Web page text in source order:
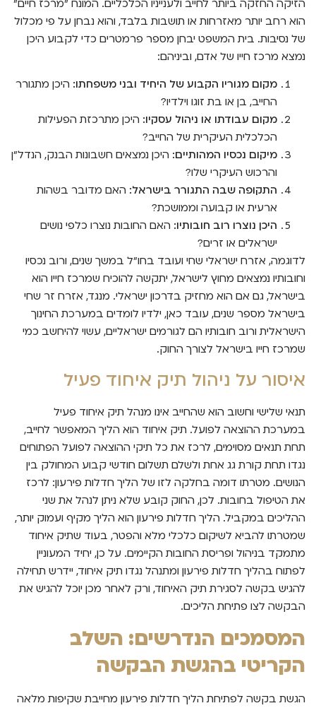
הזיקה החזקה ביותר לחייב ולענייניו הכלכליים. המונח "מרכז חיים"
הוא רחב יותר מאזרחות או תושבות בלבד, והוא נבחן על פי מכלול
של נסיבות. בית המשפט יבחן מספר פרמטרים כדי לקבוע היכן
נמצא מרכז חייו של אדם, וביניהם:
מקום מגוריו הקבוע של היחיד ובני משפחתו: היכן מתגורר
החייב, בן או בת זוגו וילדיו?
מקום עבודתו או ניהול עסקיו: היכן מתרכזת הפעילות
הכלכלית העיקרית של החייב?
מיקום נכסיו המהותיים: היכן נמצאים חשבונות הבנק, הנדל"ן
והרכוש העיקרי שלו?
התקופה שבה התגורר בישראל: האם מדובר בשהות
ארעית או קבועה וממושכת?
היכן נוצרו רוב חובותיו: האם החובות נוצרו כלפי נושים
ישראלים או זרים?
לדוגמה, אזרח ישראלי שחי ועובד בחו"ל במשך שנים, ורוב נכסיו
וחובותיו נמצאים מחוץ לישראל, יתקשה להוכיח שמרכז חייו הוא
בישראל, גם אם הוא מחזיק בדרכון ישראלי. מנגד, אזרח זר שחי
בישראל מספר שנים, עובד כאן, ילדיו לומדים במערכת החינוך
הישראלית ורוב חובותיו הם לגורמים ישראליים, עשוי להיחשב כמי
שמרכז חייו בישראל לצורך החוק.
איסור על ניהול תיק איחוד פעיל
תנאי שלישי וחשוב הוא שהחייב אינו מנהל תיק איחוד פעיל
במערכת ההוצאה לפועל. תיק איחוד הוא הליך המאפשר לחייב,
תחת תנאים מסוימים, לרכז את כל תיקי ההוצאה לפועל הפתוחים
נגדו תחת קורת גג אחת ולשלם תשלום חודשי קבוע המחולק בין
הנושים. מטרתו דומה בחלקה לזו של הליך חדלות פירעון: לרכז
את הטיפול בחובות. לכן, החוק קובע שלא ניתן לנהל את שני
ההליכים במקביל. הליך חדלות פירעון הוא הליך מקיף ועמוק יותר,
שמטרתו להביא לשיקום כלכלי מלא והפטר, בעוד שתיק איחוד
מתמקד בניהול ופריסת החובות הקיימים. על כן, יחיד המעוניין
לפתוח בהליך חדלות פירעון ומתנהל נגדו תיק איחוד, יידרש תחילה
להגיש בקשה לסגירת תיק האיחוד, ורק לאחר מכן יוכל להגיש את
הבקשה לצו פתיחת הליכים.
המסמכים הנדרשים: השלב
הקריטי בהגשת הבקשה
הגשת בקשה לפתיחת הליך חדלות פירעון מחייבת שקיפות מלאה